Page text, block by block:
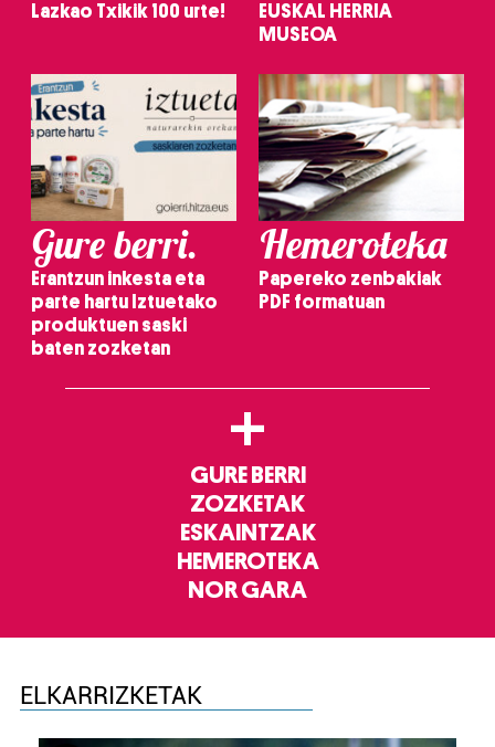
Lazkao Txikik 100 urte!
EUSKAL HERRIA
MUSEOA
Gure berri.
Erantzun inkesta eta
parte hartu Iztuetako
produktuen saski
baten zozketan
Hemeroteka
Papereko zenbakiak
PDF formatuan
+
GURE BERRI
ZOZKETAK
ESKAINTZAK
HEMEROTEKA
NOR GARA
ELKARRIZKETAK